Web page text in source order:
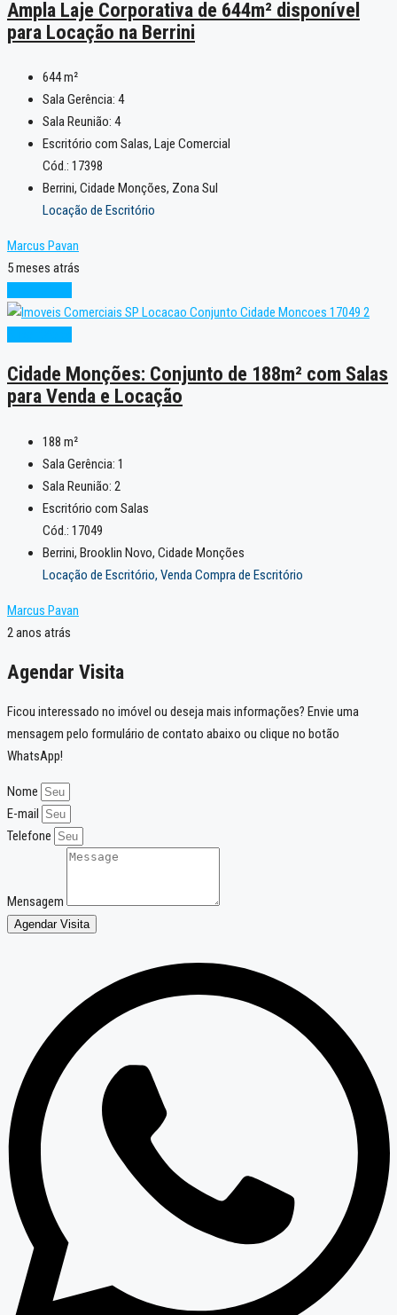
Ampla Laje Corporativa de 644m² disponível
para Locação na Berrini
644m²
Sala Gerência: 4
Sala Reunião: 4
Escritório com Salas, Laje Comercial
Cód.: 17398
Berrini, Cidade Monções, Zona Sul
Locação de Escritório
Marcus Pavan
5 meses atrás
Cidade Monções: Conjunto de 188m² com Salas
para Venda e Locação
188 m²
Sala Gerência: 1
Sala Reunião: 2
Escritório com Salas
Cód.: 17049
Berrini, Brooklin Novo, Cidade Monções
Locação de Escritório, Venda Compra de Escritório
Marcus Pavan
2 anos atrás
Agendar Visita
Ficou interessado no imóvel ou deseja mais informações? Envie uma
mensagem pelo formulário de contato abaixo ou clique no botão
WhatsApp!
Nome
E-mail
Telefone
Mensagem
Agendar Visita